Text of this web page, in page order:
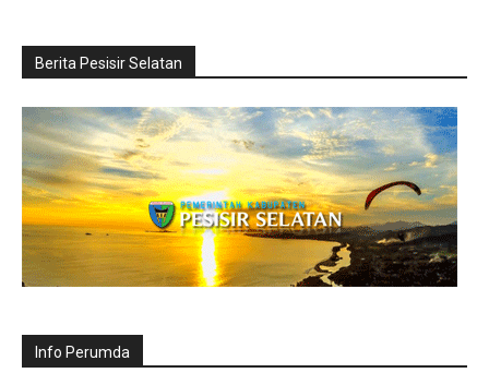
Berita Pesisir Selatan
Info Perumda